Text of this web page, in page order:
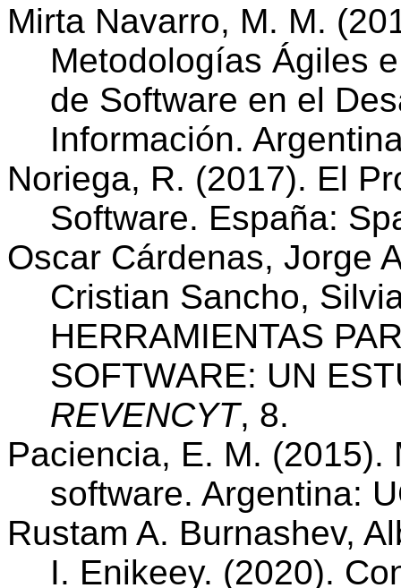
Mirta Navarro, M. M.
Metodologías Ágiles
de Software en el
Información.
Noriega, R. (2017). El
Software. España:
Oscar Cárdenas, Jorge
Cristian Sancho,
HERRAMIENTAS
SOFTWARE: UN
REVENCYT, 8.
Paciencia, E. M.
software. Argentina:
Rustam A. Burnashev,
I. Enikeey. (2020).